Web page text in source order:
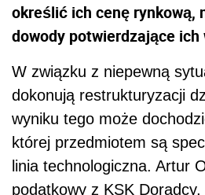
określić ich cenę rynkową,
dowody potwierdzające
W związku z niepewną
dokonują restrukturyzacji
wyniku tego może
której przedmiotem są
linia technologiczna. Artur
podatkowy z KSK